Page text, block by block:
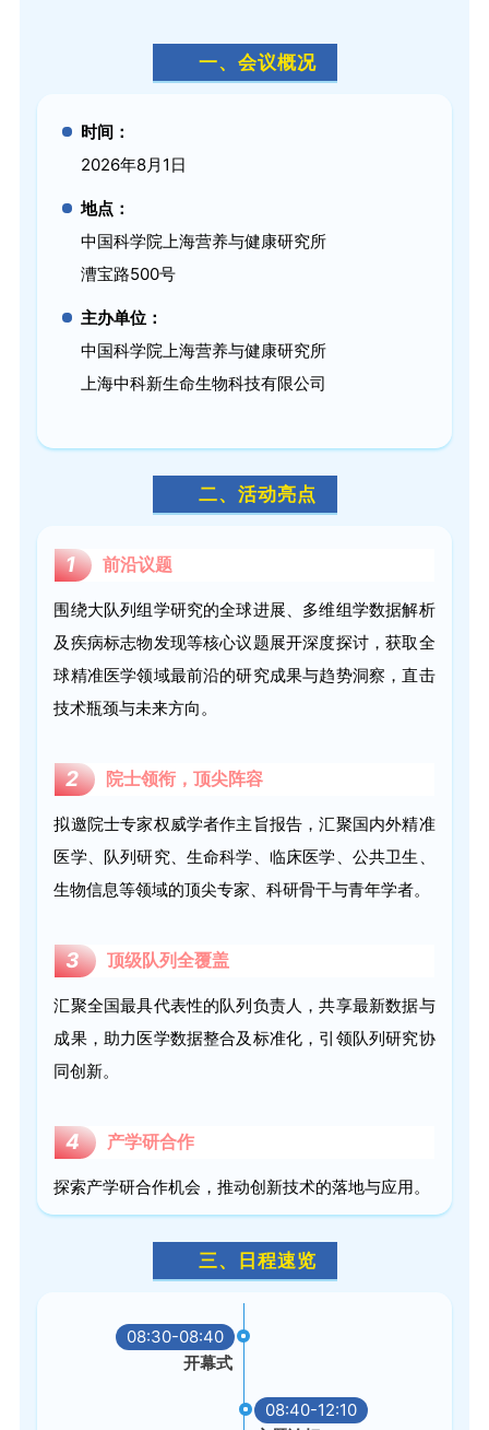
一、会议概况
时间：
2026年8月1日
地点：
中国科学院上海营养与健康研究所
漕宝路500号
主办单位：
中国科学院上海营养与健康研究所
上海中科新生命生物科技有限公司
二、活动亮点
1 前沿议题
围绕大队列组学研究的全球进展、多维组学数据解析
及疾病标志物发现等核心议题展开深度探讨，获取全
球精准医学领域最前沿的研究成果与趋势洞察，直击
技术瓶颈与未来方向。
2 院士领衔，顶尖阵容
拟邀院士专家权威学者作主旨报告，汇聚国内外精准
医学、队列研究、生命科学、临床医学、公共卫生、
生物信息等领域的顶尖专家、科研骨干与青年学者。
3 顶级队列全覆盖
汇聚全国最具代表性的队列负责人，共享最新数据与
成果，助力医学数据整合及标准化，引领队列研究协
同创新。
4 产学研合作
探索产学研合作机会，推动创新技术的落地与应用。
三、日程速览
08:30-08:40
开幕式
08:40-12:10